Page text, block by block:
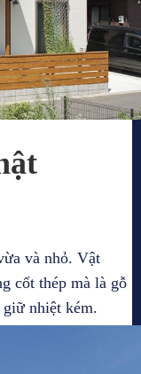
và nhỏ. Vật
cốt thép mà là gỗ
giữ nhiệt kém.